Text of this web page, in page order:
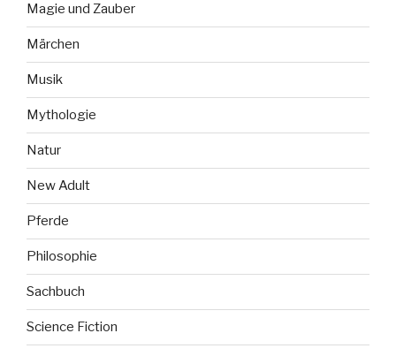
Magie und Zauber
Märchen
Musik
Mythologie
Natur
New Adult
Pferde
Philosophie
Sachbuch
Science Fiction